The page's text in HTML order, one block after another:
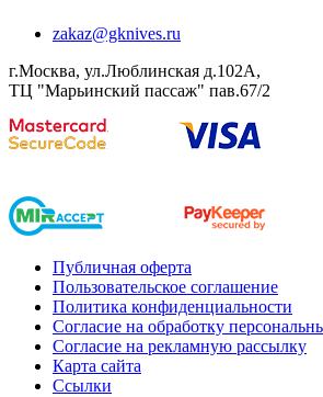
zakaz@gknives.ru
г.Москва, ул.Люблинская д.102А,
ТЦ "Марьинский пассаж" пав.67/2
Публичная оферта
Пользовательское соглашение
Политика конфиденциальности
Согласие на обработку
Согласие на рекламную рассылку
Карта сайта
Ссылки